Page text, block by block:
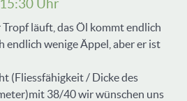
Uhr
Tropf läuft, das Öl kommt endlich
endlich wenige Äppel, aber er ist
(Fliessfähigkeit / Dicke des
38/40 wir wünschen uns